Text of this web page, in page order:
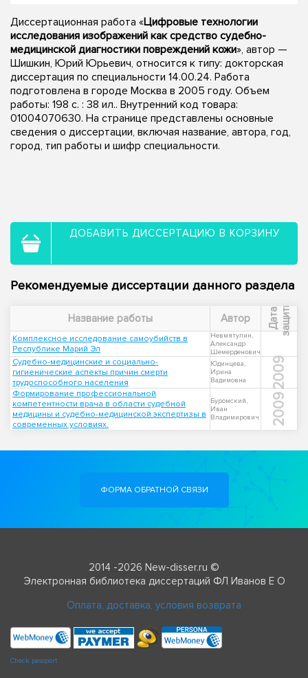
Диссертационная работа «Цифровые технологии
исследования изображений как средство судебно-
медицинской диагностики повреждений кожи», автор —
Шишкин, Юрий Юрьевич, относится к типу: докторская
диссертация по специальности 14.00.24. Работа
подготовлена в городе Москва в 2005 году. Объем
работы: 198 с. : 38 ил.. Внутренний код товара:
01004070630. На странице представлены основные
сведения о диссертации, включая название, автора, год,
город, тип работы и шифр специальности.
ДОБАВИТЬ ДИССЕРТАЦИЮ В КОРЗИНУ
Рекомендуемые диссертации данного раздела
Название работы Автор Д
а
т
а
з
а
щ
и
т ы
Комплексное исследование самоубийств в
Республике Марий Эл
Невмятулин,
Александр
Шемерденович
Судебно-медицинские и социально-
гигиенические аспекты причин смерти
трудоспособного населения
Юдинцева,
Ирина
Вадимовна
2009
Формирование профессиональной
компетентности врача в области судебной
медицины и судебно-медицинской экспертизы в
современных условиях.
Буромский,
Иван
Владимирович
2009
ФОРМА ОБРАТНОЙ СВЯЗИ
2014 -2026 New-disser.ru ©
Электронная библиотека диссертаций ФЛ Иванов Е О
Оплата, доставка, условия возврата
Check passport